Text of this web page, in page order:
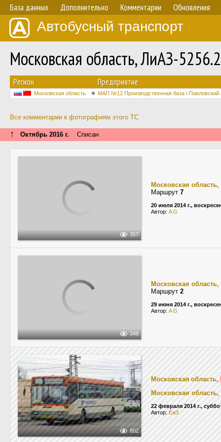
База данных Дополнительно Комментарии Обновления
Автобусный транспорт
Московская область, ЛиАЗ-
Регион Предприятие
Московская область МАП №12 Производственная база г.Павловский
Все комментарии к фотографиям этого ТС
↑ Октябрь 2016 г. Списан
357
Московская область,
Маршрут 7
20 июля 2014 г.,
Автор: A G
348
Московская область,
Маршрут 2
29 июня 2014 г.,
Автор: A G
802
Московская область,
Московская область,
22 февраля 2014 г.,
Автор: Еж3